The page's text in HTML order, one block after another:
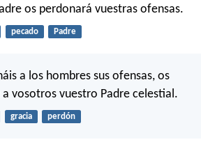
os perdonará vuestras ofensas.
pecado Padre
a los hombres sus ofensas, os
vosotros vuestro Padre celestial.
gracia perdón